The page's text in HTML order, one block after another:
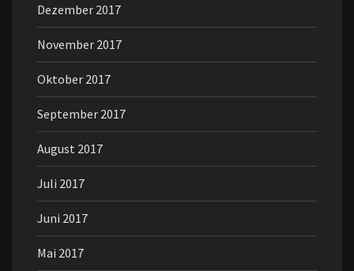
Dezember 2017
November 2017
Oktober 2017
September 2017
August 2017
Juli 2017
Juni 2017
Mai 2017